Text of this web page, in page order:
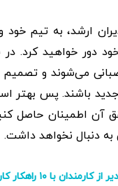
ارشد، به تیم خود
دور خواهید کرد.
می‌شوند و تصمیم
باشند. پس بهتر
آن اطمینان حاصل
دنبال نخواهد داشت.
کارمندان با ۱۰ راهکار کاربردی